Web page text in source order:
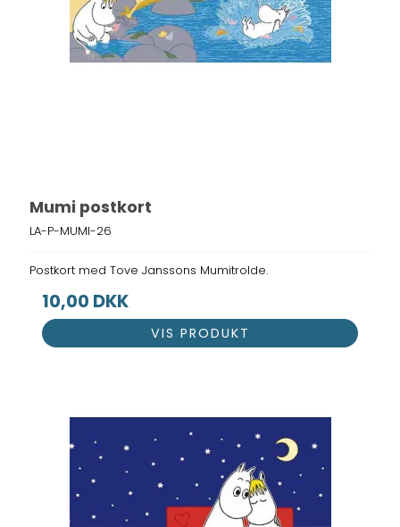
Mumi postkort
LA-P-MUMI-26
Postkort med Tove Janssons Mumitrolde.
10,00 DKK
VIS PRODUKT